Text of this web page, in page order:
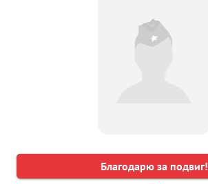
Благодарю за подвиг!